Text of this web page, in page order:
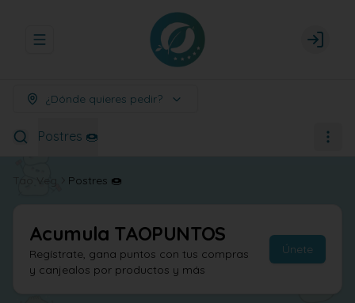
Abrir menu de navegación Login
¿Dónde quieres pedir?
Postres 🍩
Postres 🍩
Acumula TAOPUNTOS
Regístrate, gana puntos con tus compras
y canjealos por productos y más
Únete